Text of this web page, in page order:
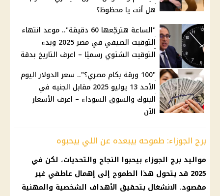
هل أنت يا محظوظ؟
"الساعة هترجّعها 60 دقيقة".. موعد انتهاء
التوقيت الصيفي في مصر 2025 وبدء
التوقيت الشتوي رسميًا – اعرف التاريخ بدقة
"100 ورقة بكام مصري؟".. سعر الدولار اليوم
الأحد 13 يوليو 2025 مقابل الجنيه في
البنوك والسوق السوداء – اعرف الأسعار
الآن
برج الجوزاء: طموحه بيبعده عن اللي بيحبوه
مواليد برج الجوزاء بيحبوا النجاح والتحديات، لكن في
2025 قد يتحول هذا الطموح إلى إهمال عاطفي غير
مقصود. الانشغال بتحقيق الأهداف الشخصية والمهنية